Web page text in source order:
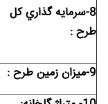
8-سرمايه گذاري کل
طرح :
9-ميزان زمين طرح :